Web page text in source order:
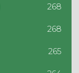
268
268
265